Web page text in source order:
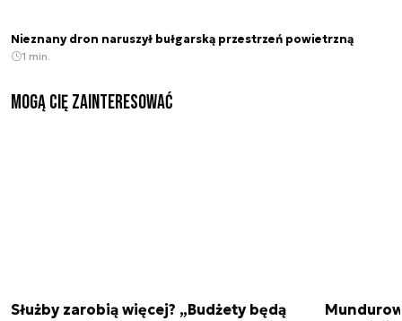
Nieznany dron naruszył bułgarską przestrzeń powietrzną
1 min.
Mogą Cię zainteresować
Służby zarobią więcej? „Budżety będą